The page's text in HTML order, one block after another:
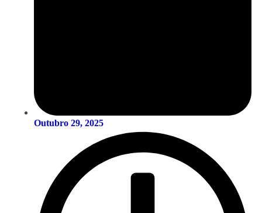
Outubro 29, 2025